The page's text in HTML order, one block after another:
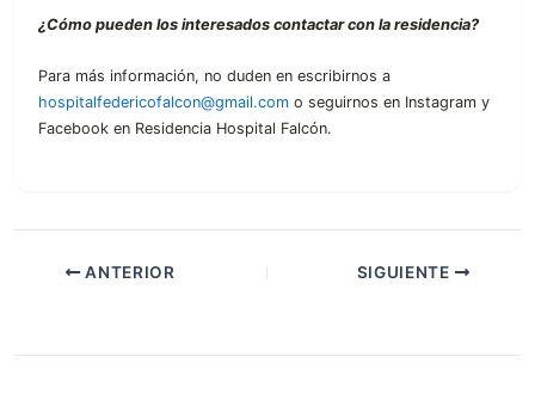
¿Cómo pueden los interesados contactar con la residencia?
Para más información, no duden en escribirnos a
hospitalfedericofalcon@gmail.com o seguirnos en Instagram y
Facebook en Residencia Hospital Falcón.
ANTERIOR SIGUIENTE